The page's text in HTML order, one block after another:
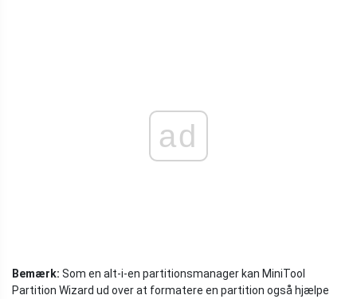
ad
Bemærk: Som en alt-i-en partitionsmanager kan MiniTool
Partition Wizard ud over at formatere en partition også hjælpe